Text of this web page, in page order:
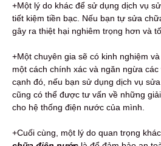
+Một lý do khác để sử dụng dịch vụ
tiết kiệm tiền bạc. Nếu bạn tự sửa
gây ra thiệt hại nghiêm trọng hơn và
+Một chuyên gia sẽ có kinh nghiệm
một cách chính xác và ngăn ngừa
cạnh đó, nếu bạn sử dụng dịch vụ
cũng có thể được tư vấn về những
cho hệ thống điện nước của mình.
+Cuối cùng, một lý do quan trọng